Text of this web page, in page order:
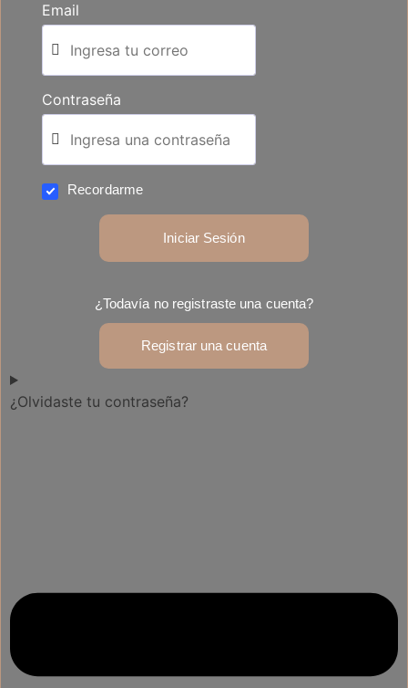
Email
Contraseña
Recordarme
Iniciar Sesión
¿Todavía no registraste una cuenta?
Registrar una cuenta
¿Olvidaste tu contraseña?